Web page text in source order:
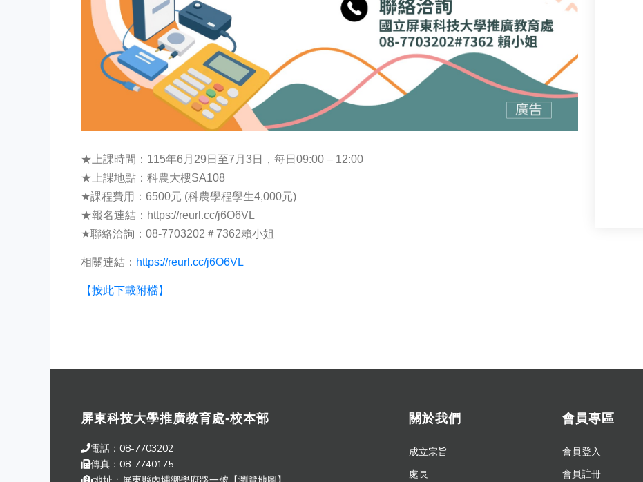
★上課時間：115年6月29日至7月3日，每日09:00 – 12:00
★上課地點：科農大樓SA108
★課程費用：6500元 (科農學程學生4,000元)
★報名連結：https://reurl.cc/j6O6VL
★聯絡洽詢：08-7703202＃7362賴小姐
相關連結： https://reurl.cc/j6O6VL
【按此下載附檔】
屏東科技大學推廣教育處-校本部
電話：08-7703202
傳真：08-7740175
關於我們
成立宗旨
處長
會員專區
會員登入
會員註冊